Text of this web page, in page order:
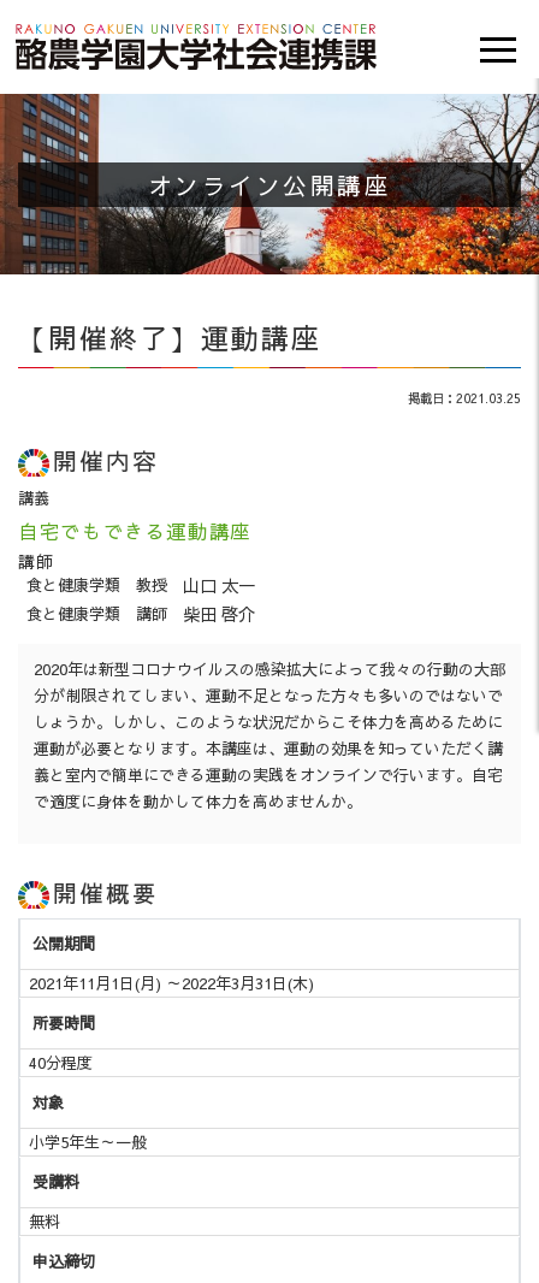
オンライン公開講座
【開催終了】運動講座
掲載日：2021.03.25
開催内容
講義
自宅でもできる運動講座
講師
食と健康学類 教授 山口 太一
食と健康学類 講師 柴田 啓介
2020年は新型コロナウイルスの感染拡大によって我々の行動の大部
分が制限されてしまい、運動不足となった方々も多いのではないで
しょうか。しかし、このような状況だからこそ体力を高めるために
運動が必要となります。本講座は、運動の効果を知っていただく講
義と室内で簡単にできる運動の実践をオンラインで行います。自宅
で適度に身体を動かして体力を高めませんか。
開催概要
公開期間
2021年11月1日(月) ～2022年3月31日(木)
所要時間
40分程度
対象
小学5年生～一般
受講料
無料
申込締切